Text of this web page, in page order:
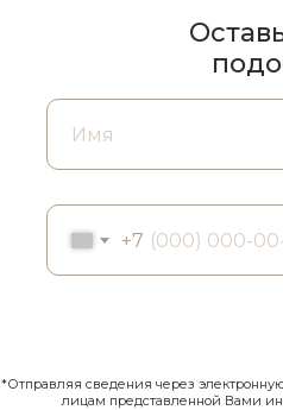
+7
*Отправляя сведения через
лицам представленной Вами